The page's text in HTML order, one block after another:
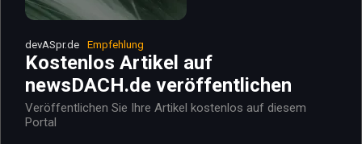
devASpr.de Empfehlung
Kostenlos Artikel auf
newsDACH.de veröffentlichen
Veröffentlichen Sie Ihre Artikel kostenlos auf diesem
Portal